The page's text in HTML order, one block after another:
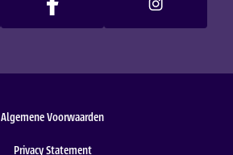
Algemene Voorwaarden
Privacy Statement